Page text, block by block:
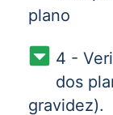
plano
4 -
dos
gravidez).